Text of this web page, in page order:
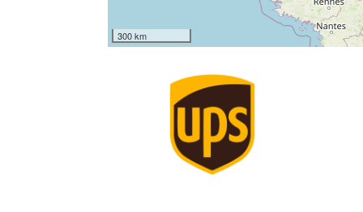
300 km